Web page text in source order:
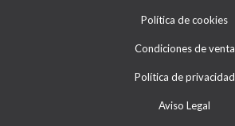
Política de cookies
Condiciones de venta
Política de privacidad
Aviso Legal